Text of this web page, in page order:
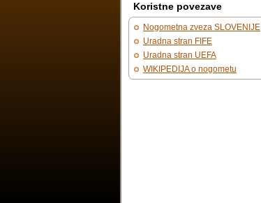
Koristne povezave
Nogometna zveza SLOVENIJE
Uradna stran FIFE
Uradna stran UEFA
WIKIPEDIJA o nogometu